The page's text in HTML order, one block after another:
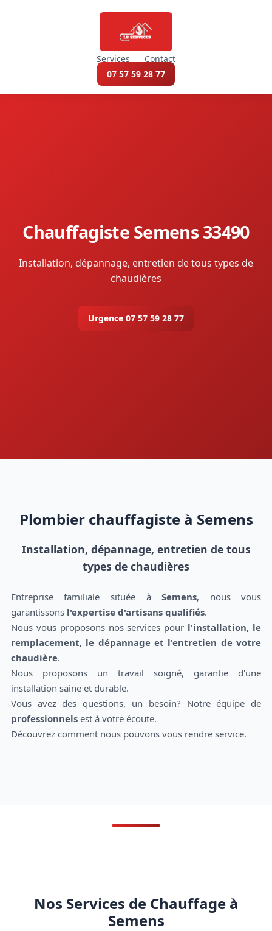
Services
Contact
07 57 59 28 77
Chauffagiste Semens 33490
Installation, dépannage, entretien de tous types de
chaudières
Urgence 07 57 59 28 77
Plombier chauffagiste à Semens
Installation, dépannage, entretien de tous
types de chaudières
Entreprise familiale située àSemens, nous vous
garantissons l'expertise d'artisans qualifiés.
Nous vous proposons nos services pour l'installation, le
remplacement, le dépannage et l'entretien de votre
chaudière.
Nous proposons un travail soigné, garantie d'une
installation saine et durable.
Vous avez des questions, un besoin? Notre équipe de
professionnelsest à votre écoute.
Découvrez comment nous pouvons vous rendre service.
Nos Services de Chauffage à
Semens